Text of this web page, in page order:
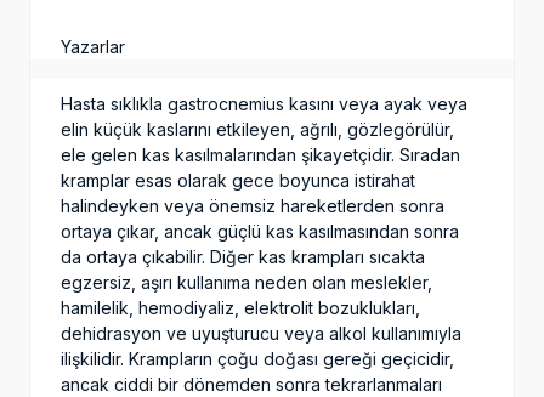
Yazarlar
Hasta sıklıkla gastrocnemius kasını veya ayak veya
elin küçük kaslarını etkileyen, ağrılı, gözlegörülür,
ele gelen kas kasılmalarından şikayetçidir. Sıradan
kramplar esas olarak gece boyunca istirahat
halindeyken veya önemsiz hareketlerden sonra
ortaya çıkar, ancak güçlü kas kasılmasından sonra
da ortaya çıkabilir. Diğer kas krampları sıcakta
egzersiz, aşırı kullanıma neden olan meslekler,
hamilelik, hemodiyaliz, elektrolit bozuklukları,
dehidrasyon ve uyuşturucu veya alkol kullanımıyla
ilişkilidir. Krampların çoğu doğası gereği geçicidir,
ancak ciddi bir dönemden sonra tekrarlanmaları